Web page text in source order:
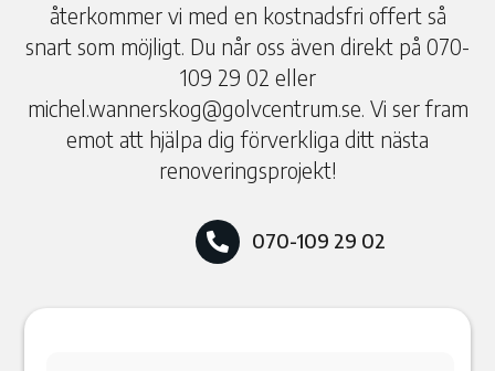
återkommer vi med en kostnadsfri offert så
snart som möjligt. Du når oss även direkt på 070-
109 29 02 eller
michel.wannerskog@golvcentrum.se. Vi ser fram
emot att hjälpa dig förverkliga ditt nästa
renoveringsprojekt!
 070-109 29 02